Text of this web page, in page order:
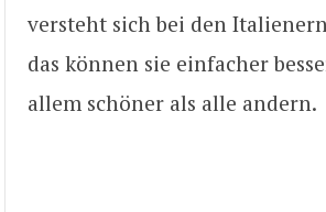
versteht sich bei den
das können sie einfacher
allem schöner als alle andern.